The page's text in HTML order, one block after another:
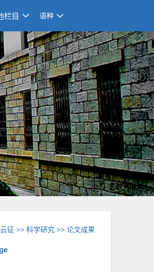
栏目 语种
征 >>科学研究 >>论文成果